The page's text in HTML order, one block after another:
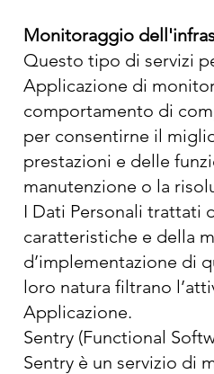
Monitoraggio
Questo tipo di servizi
Applicazione di
comportamento di
per consentirne il
prestazioni e delle
manutenzione o la
I Dati Personali trattati
caratteristiche e della
d’implementazione di
loro natura filtrano
Applicazione.
Sentry (Functional
Sentry è un servizio di